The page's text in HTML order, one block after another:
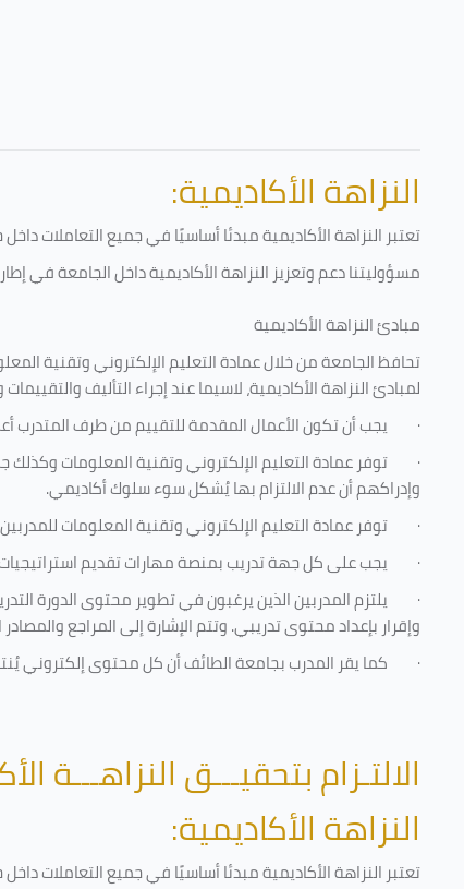
النزاهة الأكاديمية:
تعتبر النزاهة الأكاديمية مبدئا أساسيًا في جميع التعاملات
مسؤوليتنا دعم وتعزيز النزاهة الأكاديمية داخل الجامعة في
مبادئ النزاهة الأكاديمية
تحافظ الجامعة من خلال عمادة التعليم الإلكتروني وتقنية
لمبادئ النزاهة الأكاديمية، لاسيما عند إجراء التأليف
· يجب أن تكون الأعمال المقدمة للتقييم من طرف المتدرب
· توفر عمادة التعليم الإلكتروني وتقنية المعلومات
وإدراكهم أن عدم الالتزام بها يُشكل سوء سلوك أكاديمي.
· توفر عمادة التعليم الإلكتروني وتقنية المعلومات
· يجب على كل جهة تدريب بمنصة مهارات تقديم استراتيجيات
· يلتزم المدربين الذين يرغبون في تطوير محتوى الدورة
وإقرار بإعداد محتوى تدريبي. وتتم الإشارة إلى المراجع
· كما يقر المدرب بجامعة الطائف أن كل محتوى إلكتروني
الالتـزام بتحقيـــق النزاهـــة
النزاهة الأكاديمية:
تعتبر النزاهة الأكاديمية مبدئا أساسيًا في جميع التعاملات